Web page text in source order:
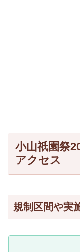
小山祇園祭
アクセス
規制区間や実